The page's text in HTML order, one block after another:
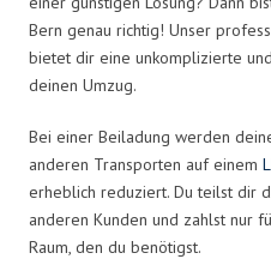
Bern genau richtig! Unser
bietet dir eine unkomplizierte
deinen Umzug.
Bei einer Beiladung werden
anderen Transporten auf einem
erheblich reduziert. Du teilst dir
anderen Kunden und zahlst nur
Raum, den du benötigst.